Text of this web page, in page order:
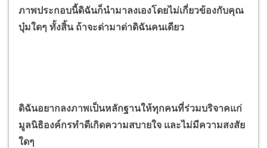
ภาพประกอบนี้ดิฉันก็นำมาลงเองโดยไม่เกี่ยวข้องกับคุณ
บุ๋มใดๆ ทั้งสิ้น ถ้าจะด่ามาด่าดิฉันคนเดียว
ดิฉันอยากลงภาพเป็นหลักฐานให้ทุกคนที่ร่วมบริจาคแก่
มูลนิธิองค์กรทำดีเกิดความสบายใจ และไม่มีความสงสัย
ใดๆ